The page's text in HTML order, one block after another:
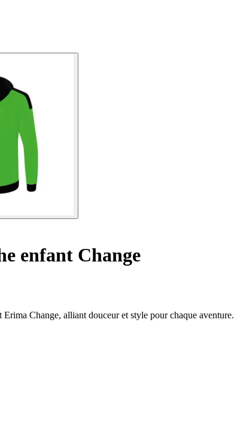
enfant Change
Change, alliant douceur et style pour chaque aventure.